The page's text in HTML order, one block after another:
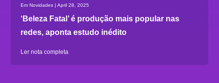
Em Novidades | April 28, 2025
‘Beleza Fatal’ é produção mais popular nas
redes, aponta estudo inédito
Ler nota completa